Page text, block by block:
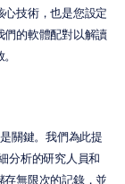
技術，也是您設定
的軟體配對以解讀
關鍵。我們為此提
分析的研究人員和
無限次的記錄，並